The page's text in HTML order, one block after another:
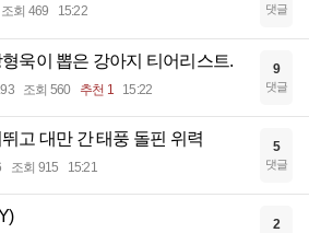
조회 469 15:22 댓글
욱이 뽑은 강아지 티어리스트.
조회 560 추천 1 15:22
9
댓글
고 대만 간 태풍 돌핀 위력
조회 915 15:21
5
댓글
2